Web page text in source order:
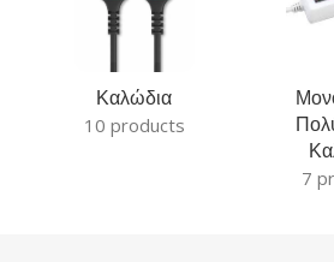
Καλώδια
10 products
7